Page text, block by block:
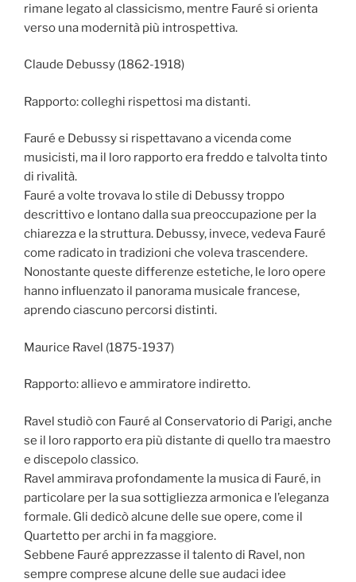
rimane legato al classicismo, mentre Fauré si orienta
verso una modernità più introspettiva.
Claude Debussy (1862-1918)
Rapporto: colleghi rispettosi ma distanti.
Fauré e Debussy si rispettavano a vicenda come
musicisti, ma il loro rapporto era freddo e talvolta tinto
di rivalità.
Fauré a volte trovava lo stile di Debussy troppo
descrittivo e lontano dalla sua preoccupazione per la
chiarezza e la struttura. Debussy, invece, vedeva Fauré
come radicato in tradizioni che voleva trascendere.
Nonostante queste differenze estetiche, le loro opere
hanno influenzato il panorama musicale francese,
aprendo ciascuno percorsi distinti.
Maurice Ravel (1875-1937)
Rapporto: allievo e ammiratore indiretto.
Ravel studiò con Fauré al Conservatorio di Parigi, anche
se il loro rapporto era più distante di quello tra maestro
e discepolo classico.
Ravel ammirava profondamente la musica di Fauré, in
particolare per la sua sottigliezza armonica e l’eleganza
formale. Gli dedicò alcune delle sue opere, come il
Quartetto per archi in fa maggiore.
Sebbene Fauré apprezzasse il talento di Ravel, non
sempre comprese alcune delle sue audaci idee